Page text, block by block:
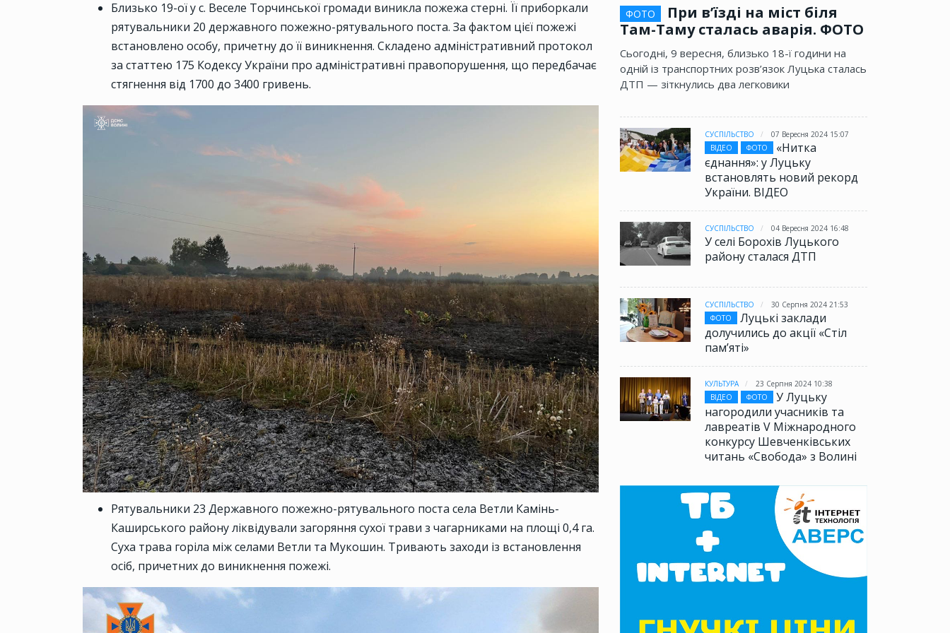
ФОТО
При в’їзді на міст біля
Там-Таму сталась аварія. ФОТО
Сьогодні, 9 вересня, близько 18-ї години на
одній із транспортних розв’язок Луцька сталась
ДТП — зіткнулись два легковики
СУСПІЛЬСТВО
07 Вересня 2024 15:07
ВІДЕО
ФОТО
«Нитка
єднання»: у Луцьку
встановлять новий рекорд
України. ВІДЕО
СУСПІЛЬСТВО 04 Вересня 2024 16:48
У селі Борохів Луцького
району сталася ДТП
СУСПІЛЬСТВО
30 Серпня 2024 21:53
ФОТО
Луцькі заклади
долучились до акції «Стіл
памʼяті»
КУЛЬТУРА
23 Серпня 2024 10:38
ВІДЕО
ФОТО
У Луцьку
нагородили учасників та
лавреатів V Міжнародного
конкурсу Шевченківських
читань «Свобода» з Волині
Близько 19-ої у с. Веселе Торчинської громади виникла пожежа стерні. Її приборкали
рятувальники 20 державного пожежно-рятувального поста. За фактом цієї пожежі
встановлено особу, причетну до її виникнення. Складено адміністративний протокол
за статтею 175 Кодексу України про адміністративні правопорушення, що передбачає
стягнення від 1700 до 3400 гривень.
Рятувальники 23 Державного пожежно-рятувального поста села Ветли Камінь-
Каширського району ліквідували загоряння сухої трави з чагарниками на площі 0,4 га.
Суха трава горіла між селами Ветли та Мукошин. Тривають заходи із встановлення
осіб, причетних до виникнення пожежі.